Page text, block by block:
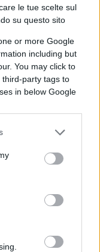
le tue scelte sul
su questo sito
or more Google
including but
You may click to
party tags to
in below Google
Il fatto è che
la cosa giusta
sulla
nel
ne è la migliore
vivono nel
questo colpo
soggette